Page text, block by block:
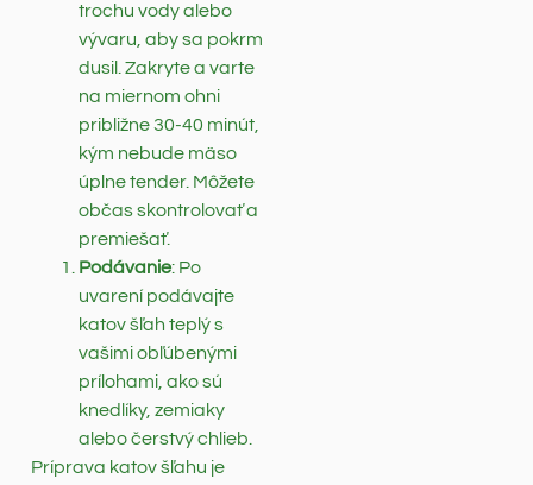
trochu vody alebo
vývaru, aby sa pokrm
dusil. Zakryte a varte
na miernom ohni
približne 30-40 minút,
kým nebude mäso
úplne tender. Môžete
občas skontrolovať a
premiešať.
Podávanie: Po
uvarení podávajte
katov šľah teplý s
vašimi obľúbenými
prílohami, ako sú
knedlíky, zemiaky
alebo čerstvý chlieb.
Príprava katov šľahu je